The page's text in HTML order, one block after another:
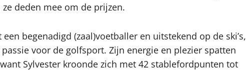
deden mee om de prijzen.
begenadigd (zaal)voetballer en uitstekend op de ski’s,
voor de golfsport. Zijn energie en plezier spatten
Sylvester kroonde zich met 42 stablefordpunten tot